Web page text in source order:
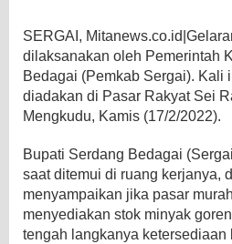
SERGAI,
dilaksanakan oleh Pemerintah
Bedagai (Pemkab Sergai). Kali
diadakan di Pasar Rakyat Sei
Mengkudu, Kamis (17/2/2022).
Bupati Serdang Bedagai
saat ditemui di ruang kerjanya,
menyampaikan jika pasar
menyediakan stok minyak
tengah langkanya ketersediaan